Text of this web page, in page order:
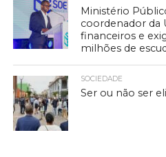
Ministério
coordenador da
financeiros e
milhões de
SOCIEDADE
Ser ou não ser